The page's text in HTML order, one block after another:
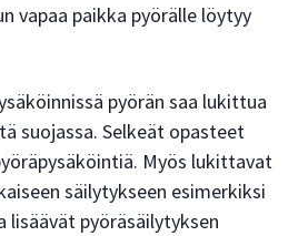
vapaa paikka pyörälle löytyy
pyörän saa lukittua
suojassa. Selkeät opasteet
Myös lukittavat
säilytykseen esimerkiksi
lisäävät pyöräsäilytyksen